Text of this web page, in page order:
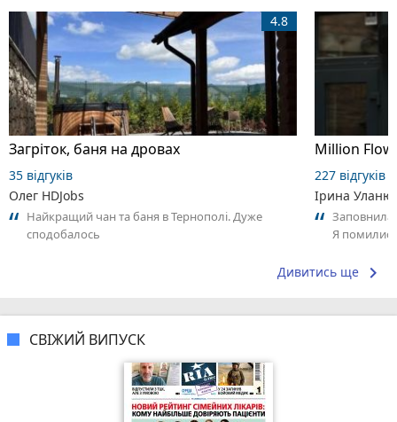
Загріток, баня на дровах
4.8
35 відгуків
Олег HDJobs
Найкращий чан та баня в Тернополі. Дуже
сподобалось
Million
227 відгуків
Ірина
Заповнила
Я
Дивитись ще keyboard_arrow_right
СВІЖИЙ ВИПУСК